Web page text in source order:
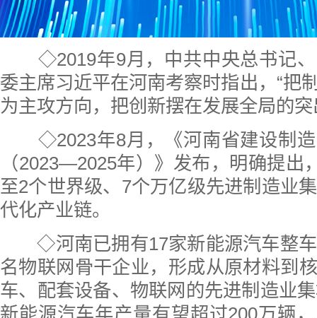
◇2019年9月，中共中央总书记
委主席习近平在河南考察时指出，“把
为主攻方向，把创新摆在发展全局的突
◇2023年8月，《河南省建设制
（2023—2025年）》发布，明确提出
至2个世界级、7个万亿级先进制造业
代化产业链。
◇河南已拥有17家新能源汽车整
名物联网骨干企业，形成从原材料到
车、配套设备、物联网的先进制造业
新能源汽车年产量有望超过200万辆